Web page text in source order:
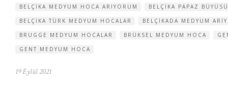
BELÇIKA MEDYUM HOCA ARIYORUM
BELÇIKA PAPAZ
BELÇIKA TÜRK MEDYUM HOCALAR
BELÇIKADA MEDYUM
BRUGGE MEDYUM HOCALAR
BRÜKSEL MEDYUM HOCA
GENT MEDYUM HOCA
19 Eylül 2021